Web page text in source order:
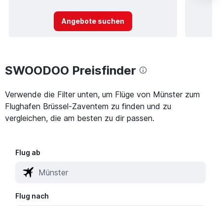
Angebote suchen
SWOODOO Preisfinder
Verwende die Filter unten, um Flüge von Münster zum
Flughafen Brüssel-Zaventem zu finden und zu
vergleichen, die am besten zu dir passen.
Flug ab
Flug nach